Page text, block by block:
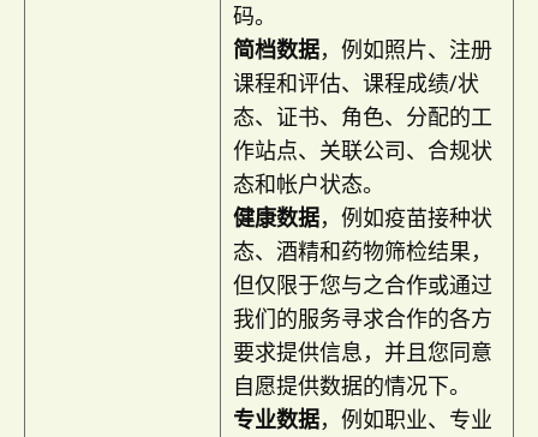
码。
简档数据，例如照片、注册
课程和评估、课程成绩/状
态、证书、角色、分配的工
作站点、关联公司、合规状
态和帐户状态。
健康数据，例如疫苗接种状
态、酒精和药物筛检结果，
但仅限于您与之合作或通过
我们的服务寻求合作的各方
要求提供信息，并且您同意
自愿提供数据的情况下。
专业数据，例如职业、专业